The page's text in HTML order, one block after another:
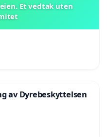
Et vedtak uten
av Dyrebeskyttelsen